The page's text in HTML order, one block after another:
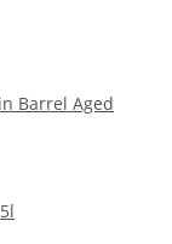
Barrel Aged